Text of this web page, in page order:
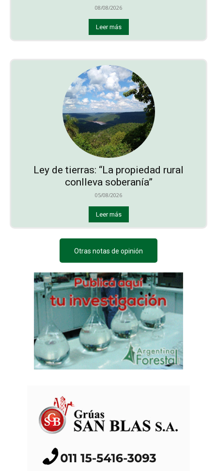
08/08/2026
Leer más
Ley de tierras: “La propiedad rural
conlleva soberanía”
05/08/2026
Leer más
Otras notas de opinión